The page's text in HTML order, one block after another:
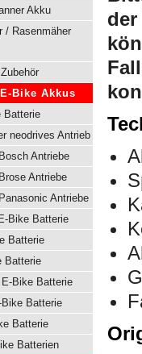
Akku
/ Rasenmäher
Bike Akkus
Batterie
neodrives Antrieb
Antriebe
Antriebe
Antriebe
Bike Batterie
Batterie
Batterie
Bike Batterie
Batterie
Batterie
Batterien